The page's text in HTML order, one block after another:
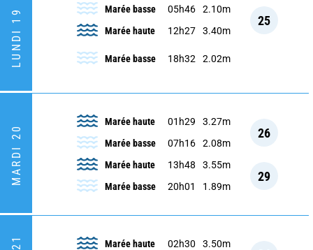
LUNDI 19 Marée basse 05h46
2.10m
Marée haute
12h27 3.40m
25
Marée basse 18h32 2.02m
MARDI 20
Marée haute 01h29
3.27m
Marée basse
07h16 2.08m
26
Marée haute 13h48
3.55m
Marée basse
20h01 1.89m
29
Marée haute 02h30
3.50m